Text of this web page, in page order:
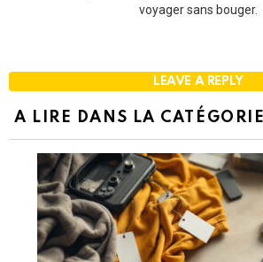
voyager sans bouger.
LEAVE A REPLY
A LIRE DANS LA